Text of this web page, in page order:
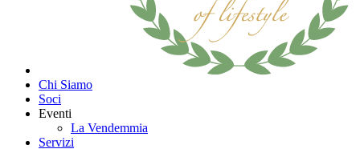
Chi Siamo
Soci
Eventi
La Vendemmia
Servizi